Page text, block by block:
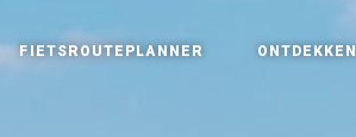
FIETSROUTEPLANNER ONTDEKKEN